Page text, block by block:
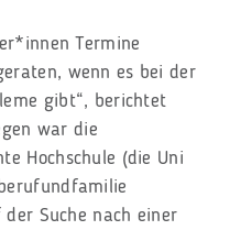
Termine
wenn es bei der
gibt“, berichtet
war die
Hochschule (die Uni
Suche nach einer